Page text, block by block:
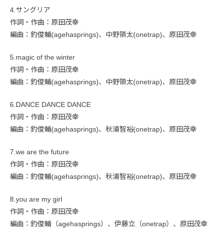
4.サングリア
作詞・作曲：原田茂幸
編曲：釣俊輔(agehasprings)、中野領太(onetrap)、原田茂幸
5.magic of the winter
作詞・作曲：原田茂幸
編曲：釣俊輔(agehasprings)、中野領太(onetrap)、原田茂幸
6.DANCE DANCE DANCE
作詞・作曲：原田茂幸
編曲：釣俊輔(agehasprings)、秋浦智裕(onetrap)、原田茂幸
7.we are the future
作詞・作曲：原田茂幸
編曲：釣俊輔(agehasprings)、秋浦智裕(onetrap)、原田茂幸
8.you are my girl
作詞・作曲：原田茂幸
編曲：釣俊輔（agehasprings）、伊藤立（onetrap）、原田茂幸